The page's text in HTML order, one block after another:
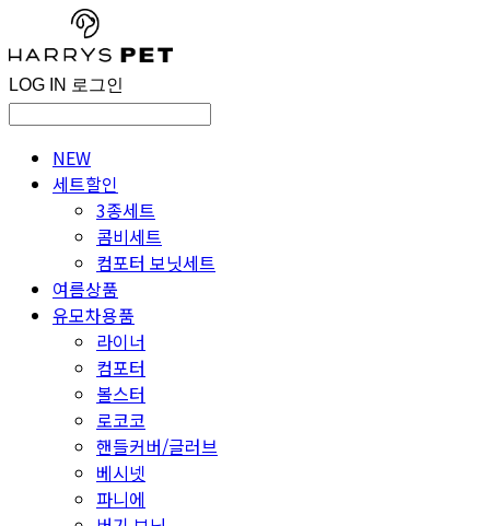
LOG IN 로그인
NEW
세트할인
3종세트
콤비세트
컴포터 보닛세트
여름상품
유모차용품
라이너
컴포터
볼스터
로코코
핸들커버/글러브
베시넷
파니에